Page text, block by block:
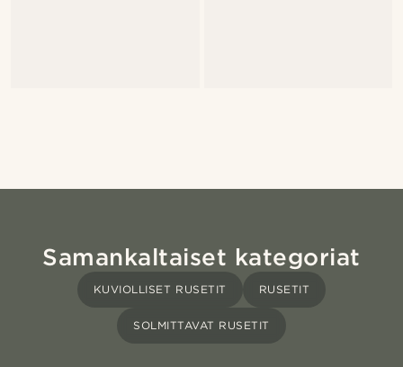
Samankaltaiset kategoriat
KUVIOLLISET RUSETIT RUSETIT
SOLMITTAVAT RUSETIT